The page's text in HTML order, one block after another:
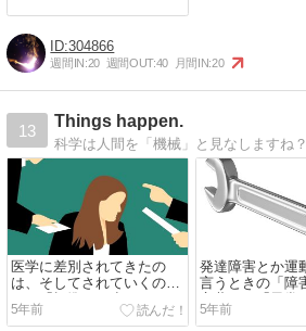
304866
週間IN:20 週間OUT:40 月間IN:20
13
Things happen.
医学に差別されてきたの
は、そしてされていくの
は、「標準より劣ってい
る」とされるひとたち
5年前
発達障害とか運
言うときの「障
言葉は、「異常
（1/4）
5年前